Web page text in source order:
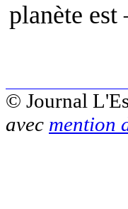
planète est
© Journal
avec mention